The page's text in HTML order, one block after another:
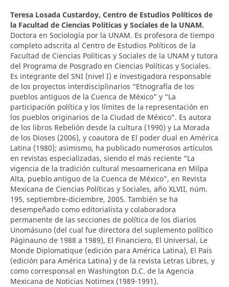
Teresa Losada Custardoy, Centro de Estudios Políticos de
la Facultad de Ciencias Políticas y Sociales de la UNAM.
Doctora en Sociología por la UNAM. Es profesora de tiempo
completo adscrita al Centro de Estudios Políticos de la
Facultad de Ciencias Políticas y Sociales de la UNAM y tutora
del Programa de Posgrado en Ciencias Políticas y Sociales.
Es integrante del SNI (nivel I) e investigadora responsable
de los proyectos interdisciplinarios “Etnografía de los
pueblos antiguos de la Cuenca de México” y “La
participación política y los límites de la representación en
los pueblos originarios de la Ciudad de México”. Es autora
de los libros Rebelión desde la cultura (1990) y La Morada
de los Dioses (2006), y coautora de El poder dual en América
Latina (1980); asimismo, ha publicado numerosos artículos
en revistas especializadas, siendo el más reciente “La
vigencia de la tradición cultural mesoamericana en Milpa
Alta, pueblo antiguo de la Cuenca de México”, en Revista
Mexicana de Ciencias Políticas y Sociales, año XLVII, núm.
195, septiembre-diciembre, 2005. También se ha
desempeñado como editorialista y colaboradora
permanente de las secciones de política de los diarios
Unomásuno (del cual fue directora del suplemento político
Páginauno de 1988 a 1989), El Financiero, El Universal, Le
Monde Diplomatique (edición para América Latina), El País
(edición para América Latina) y de la revista Letras Libres, y
como corresponsal en Washington D.C. de la Agencia
Mexicana de Noticias Notimex (1989-1991).